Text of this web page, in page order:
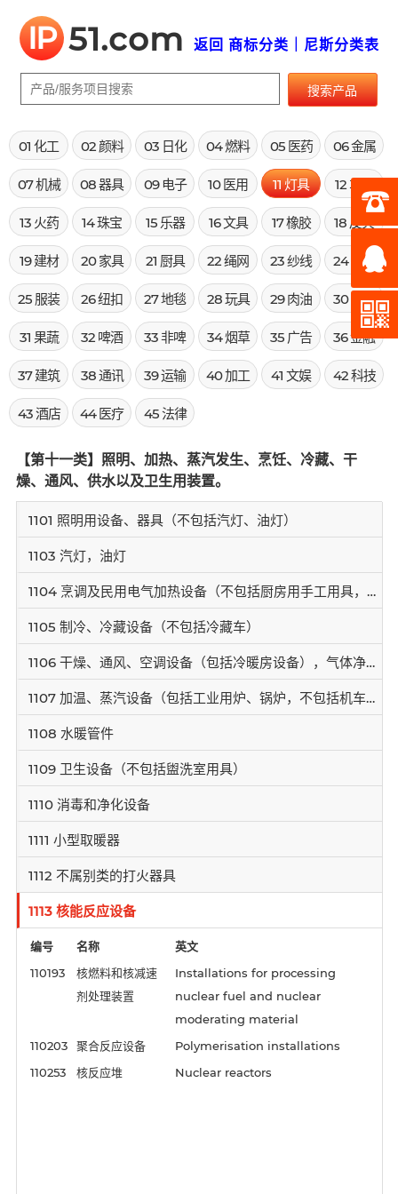
IP 51.com 返回 商标分类｜尼斯分类表
搜索产品
01 化工 02 颜料 03 日化 04 燃料 05 医药 06 金属
07 机械 08 器具 09 电子 10 医用 11 灯具 12 车辆
13 火药 14 珠宝 15 乐器 16 文具 17 橡胶 18 皮具
19 建材 20 家具 21 厨具 22 绳网 23 纱线 24 布料
25 服装 26 纽扣 27 地毯 28 玩具 29 肉油 30 米面
31 果蔬 32 啤酒 33 非啤 34 烟草 35 广告 36 金融
37 建筑 38 通讯 39 运输 40 加工 41 文娱 42 科技
43 酒店 44 医疗 45 法律
【第十一类】照明、加热、蒸汽发生、烹饪、冷藏、干
燥、通风、供水以及卫生用装置。
1101 照明用设备、器具（不包括汽灯、油灯）
1103 汽灯，油灯
1104 烹调及民用电气加热设备（不包括厨房用手工用具，食品加工机器）
1105 制冷、冷藏设备（不包括冷藏车）
1106 干燥、通风、空调设备（包括冷暖房设备），气体净化设备
1107 加温、蒸汽设备（包括工业用炉、锅炉，不包括机车锅炉、锅驼机锅炉、蒸汽机锅炉）
1108 水暖管件
1109 卫生设备（不包括盥洗室用具）
1110 消毒和净化设备
1111 小型取暖器
1112 不属别类的打火器具
1113 核能反应设备
编号 名称
英文
110193
核燃料和核减速
剂处理装置
Installations for processing
nuclear fuel and nuclear
moderating material
110203
聚合反应设备
Polymerisation installations
110253
核反应堆 Nuclear reactors